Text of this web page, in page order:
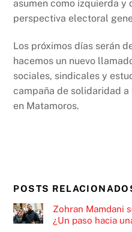
asumen como izquierda y
perspectiva electoral
Los próximos días serán
hacemos un nuevo
sociales, sindicales y
campaña de solidaridad
en Matamoros.
POSTS
Zohran Mamdani
¿Un paso hacia